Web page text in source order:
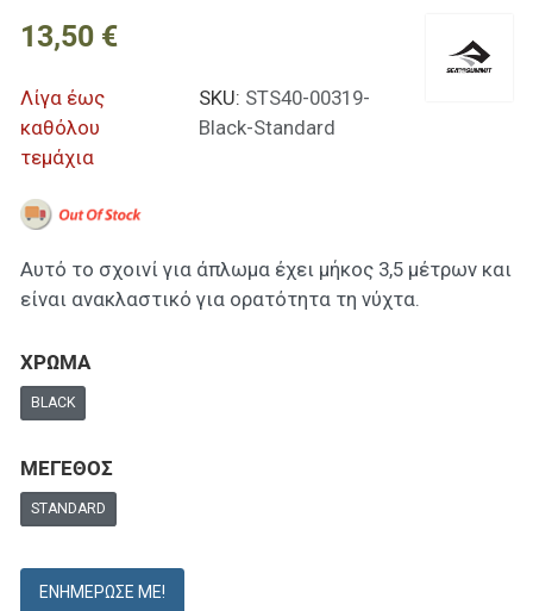
13,50 €
Λίγα έως
καθόλου
τεμάχια
SKU: STS40-00319-
Black-Standard
Αυτό το σχοινί για άπλωμα έχει μήκος 3,5 μέτρων και
είναι ανακλαστικό για ορατότητα τη νύχτα.
ΧΡΩΜΑ
BLACK
ΜΕΓΕΘΟΣ
STANDARD
ΕΝΗΜΈΡΩΣΕ ΜΕ!